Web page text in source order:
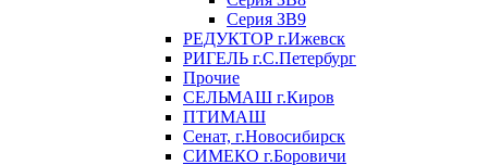
Серия ЗВ9
РЕДУКТОР г.Ижевск
РИГЕЛЬ г.С.Петербург
Прочие
СЕЛЬМАШ г.Киров
ПТИМАШ
Сенат, г.Новосибирск
СИМЕКО г.Боровичи